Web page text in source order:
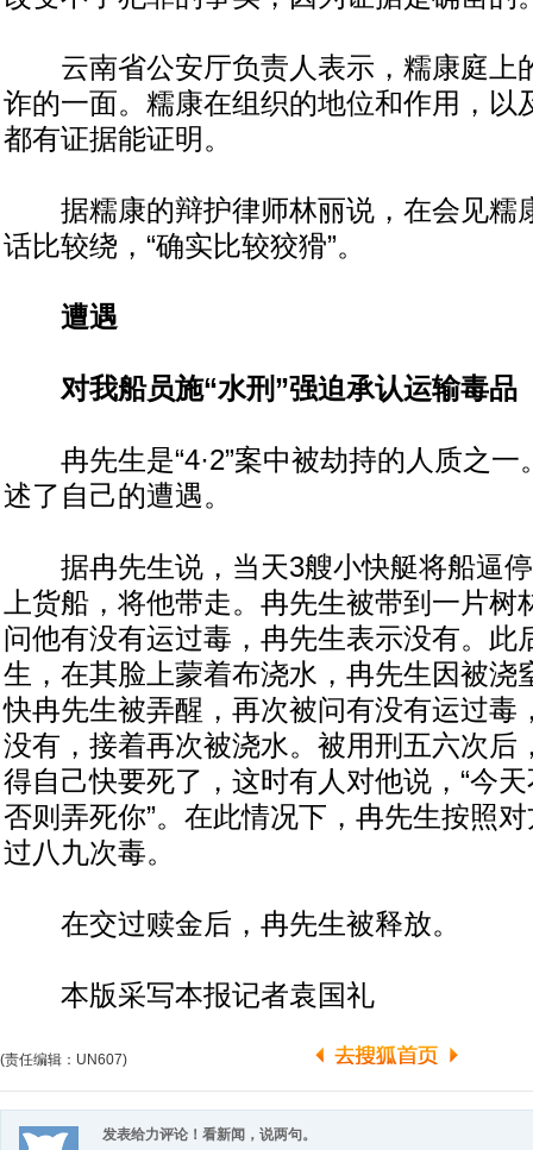
云南省公安厅负责人表示，糯康庭上
诈的一面。糯康在组织的地位和作用，以
都有证据能证明。
据糯康的辩护律师林丽说，在会见糯
话比较绕，“确实比较狡猾”。
遭遇
对我船员施“水刑”强迫承认运输毒品
冉先生是“4·2”案中被劫持的人质之一
述了自己的遭遇。
据冉先生说，当天3艘小快艇将船逼停
上货船，将他带走。冉先生被带到一片树
问他有没有运过毒，冉先生表示没有。此
生，在其脸上蒙着布浇水，冉先生因被浇
快冉先生被弄醒，再次被问有没有运过毒
没有，接着再次被浇水。被用刑五六次后
得自己快要死了，这时有人对他说，“今
否则弄死你”。在此情况下，冉先生按照
过八九次毒。
在交过赎金后，冉先生被释放。
本版采写本报记者袁国礼
(责任编辑：UN607)
发表给力评论！看新闻，说两句。